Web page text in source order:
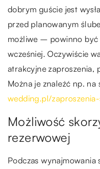
dobrym guście jest
przed planowanym
możliwe – powinno być
wcześniej. Oczywiście
atrakcyjne zaproszenia,
Można je znaleźć np. na
wedding.pl/
Możliwość
rezerwowej
Podczas wynajmowania